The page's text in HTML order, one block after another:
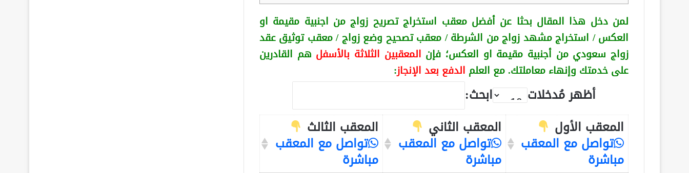
لمن دخل هذا المقال بحثا عن أفضل معقب استخراج تصريح زواج من اجنبية مقيمة او
العكس/ استخراج مشهد زواج من الشرطة / معقب تصحيح وضع زواج / معقب توثيق عقد
زواج سعودي من أجنبية مقيمة او العكس؛ فإن المعقبين الثلاثة بالأسفل هم القادرين
على خدمتك وإنهاء معاملتك. مع العلم الدفع بعد الإنجاز:
أظهر مُدخلات
ابحث:
المعقب الأول
تواصل مع المعقب
مباشرة
المعقب الثاني
تواصل مع المعقب
مباشرة
المعقب الثالث
تواصل مع المعقب
مباشرة